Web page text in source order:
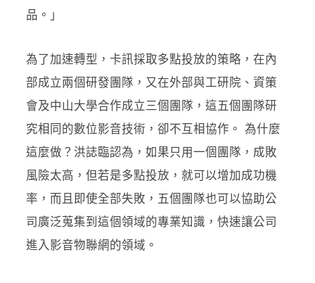
品。」
為了加速轉型，卡訊採取多點投放的策略，在內
部成立兩個研發團隊，又在外部與工研院、資策
會及中山大學合作成立三個團隊，這五個團隊研
究相同的數位影音技術，卻不互相協作。 為什麼
這麼做？洪誌臨認為，如果只用一個團隊，成敗
風險太高，但若是多點投放，就可以增加成功機
率，而且即使全部失敗，五個團隊也可以協助公
司廣泛蒐集到這個領域的專業知識，快速讓公司
進入影音物聯網的領域。